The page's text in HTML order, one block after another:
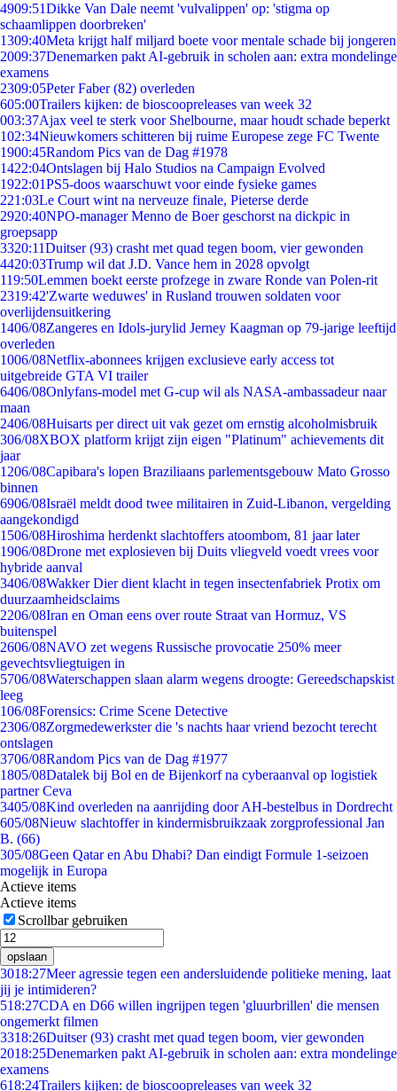
4909:51Dikke Van Dale neemt 'vulvalippen' op: 'stigma op
schaamlippen doorbreken'
1309:40Meta krijgt half miljard boete voor mentale schade bij jongeren
2009:37Denemarken pakt AI-gebruik in scholen aan: extra mondelinge
examens
2309:05Peter Faber (82) overleden
605:00Trailers kijken: de bioscoopreleases van week 32
003:37Ajax veel te sterk voor Shelbourne, maar houdt schade beperkt
102:34Nieuwkomers schitteren bij ruime Europese zege FC Twente
1900:45Random Pics van de Dag #1978
1422:04Ontslagen bij Halo Studios na Campaign Evolved
1922:01PS5-doos waarschuwt voor einde fysieke games
221:03Le Court wint na nerveuze finale, Pieterse derde
2920:40NPO-manager Menno de Boer geschorst na dickpic in
groepsapp
3320:11Duitser (93) crasht met quad tegen boom, vier gewonden
4420:03Trump wil dat J.D. Vance hem in 2028 opvolgt
119:50Lemmen boekt eerste profzege in zware Ronde van Polen-rit
2319:42'Zwarte weduwes' in Rusland trouwen soldaten voor
overlijdensuitkering
1406/08Zangeres en Idols-jurylid Jerney Kaagman op 79-jarige leeftijd
overleden
1006/08Netflix-abonnees krijgen exclusieve early access tot
uitgebreide GTA VI trailer
6406/08Onlyfans-model met G-cup wil als NASA-ambassadeur naar
maan
2406/08Huisarts per direct uit vak gezet om ernstig alcoholmisbruik
306/08XBOX platform krijgt zijn eigen "Platinum" achievements dit
jaar
1206/08Capibara's lopen Braziliaans parlementsgebouw Mato Grosso
binnen
6906/08Israël meldt dood twee militairen in Zuid-Libanon, vergelding
aangekondigd
1506/08Hiroshima herdenkt slachtoffers atoombom, 81 jaar later
1906/08Drone met explosieven bij Duits vliegveld voedt vrees voor
hybride aanval
3406/08Wakker Dier dient klacht in tegen insectenfabriek Protix om
duurzaamheidsclaims
2206/08Iran en Oman eens over route Straat van Hormuz, VS
buitenspel
2606/08NAVO zet wegens Russische provocatie 250% meer
gevechtsvliegtuigen in
5706/08Waterschappen slaan alarm wegens droogte: Gereedschapskist
leeg
106/08Forensics: Crime Scene Detective
2306/08Zorgmedewerkster die 's nachts haar vriend bezocht terecht
ontslagen
3706/08Random Pics van de Dag #1977
1805/08Datalek bij Bol en de Bijenkorf na cyberaanval op logistiek
partner Ceva
3405/08Kind overleden na aanrijding door AH-bestelbus in Dordrecht
605/08Nieuw slachtoffer in kindermisbruikzaak zorgprofessional Jan
B. (66)
305/08Geen Qatar en Abu Dhabi? Dan eindigt Formule 1-seizoen
mogelijk in Europa
Actieve items
Actieve items
Scrollbar gebruiken
opslaan
3018:27Meer agressie tegen een andersluidende politieke mening, laat
jij je intimideren?
518:27CDA en D66 willen ingrijpen tegen 'gluurbrillen' die mensen
ongemerkt filmen
3318:26Duitser (93) crasht met quad tegen boom, vier gewonden
2018:25Denemarken pakt AI-gebruik in scholen aan: extra mondelinge
examens
618:24Trailers kijken: de bioscoopreleases van week 32